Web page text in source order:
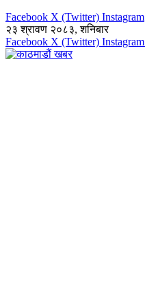
Facebook X (Twitter) Instagram
२३ श्रावण २०८३, शनिबार
Facebook X (Twitter) Instagram